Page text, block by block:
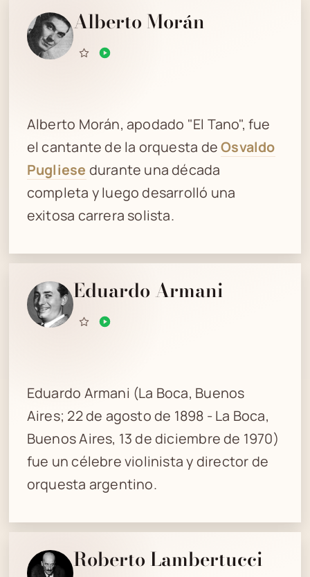
Alberto Morán
Alberto Morán, apodado "El Tano", fue
el cantante de la orquesta deOsvaldo
Pugliese durante una década
completa y luego desarrolló una
exitosa carrera solista.
Eduardo Armani
Eduardo Armani (La Boca, Buenos
Aires; 22 de agosto de 1898 - La Boca,
Buenos Aires, 13 de diciembre de 1970)
fue un célebre violinista y director de
orquesta argentino.
Roberto Lambertucci